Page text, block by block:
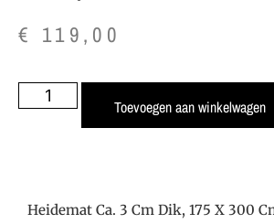
€ 119,00
Toevoegen aan winkelwagen
Heidemat Ca. 3 Cm Dik, 175 X 300